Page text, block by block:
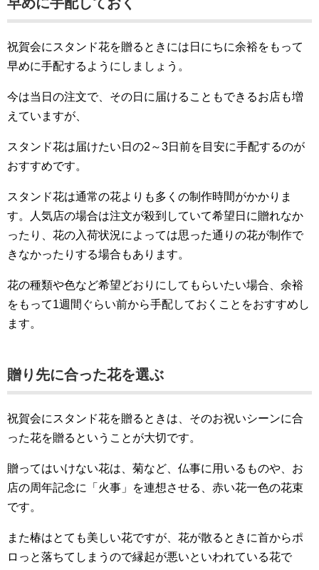
祝賀会にスタンド花を贈るときには日にちに余裕をもって
早めに手配するようにしましょう。
今は当日の注文で、その日に届けることもできるお店も増
えていますが、
スタンド花は届けたい日の2～3日前を目安に手配するのが
おすすめです。
スタンド花は通常の花よりも多くの制作時間がかかりま
す。人気店の場合は注文が殺到していて希望日に贈れなか
ったり、花の入荷状況によっては思った通りの花が制作で
きなかったりする場合もあります。
花の種類や色など希望どおりにしてもらいたい場合、余裕
をもって1週間ぐらい前から手配しておくことをおすすめし
ます。
贈り先に合った花を選ぶ
祝賀会にスタンド花を贈るときは、そのお祝いシーンに合
った花を贈るということが大切です。
贈ってはいけない花は、菊など、仏事に用いるものや、お
店の周年記念に「火事」を連想させる、赤い花一色の花束
です。
また椿はとても美しい花ですが、花が散るときに首からポ
ロっと落ちてしまうので縁起が悪いといわれている花で